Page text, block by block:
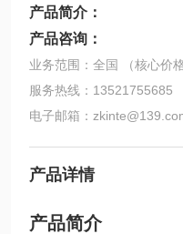
产品简介：
产品咨询：
业务范围：全国 （核心价格
服务热线：13521755685
电子邮箱：
产品详情
产品简介